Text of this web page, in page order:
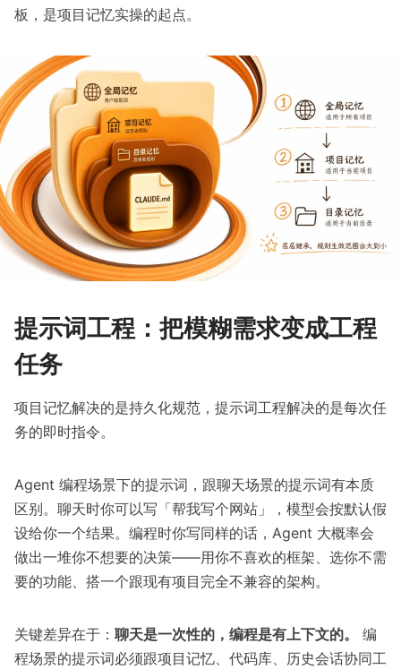
板，是项目记忆实操的起点。
提示词工程：把模糊需求变成工程
任务
项目记忆解决的是持久化规范，提示词工程解决的是每次任
务的即时指令。
Agent 编程场景下的提示词，跟聊天场景的提示词有本质
区别。聊天时你可以写「帮我写个网站」，模型会按默认假
设给你一个结果。编程时你写同样的话，Agent 大概率会
做出一堆你不想要的决策——用你不喜欢的框架、选你不需
要的功能、搭一个跟现有项目完全不兼容的架构。
关键差异在于： 聊天是一次性的，编程是有上下文的。
编
程场景的提示词必须跟项目记忆、代码库、历史会话协同工